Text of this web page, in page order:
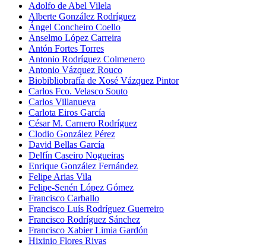
Adolfo de Abel Vilela
Alberte González Rodríguez
Ángel Concheiro Coello
Anselmo López Carreira
Antón Fortes Torres
Antonio Rodríguez Colmenero
Antonio Vázquez Rouco
Biobibliobrafía de Xosé Vázquez Pintor
Carlos Fco. Velasco Souto
Carlos Villanueva
Carlota Eiros García
César M. Carnero Rodríguez
Clodio González Pérez
David Bellas García
Delfín Caseiro Nogueiras
Enrique González Fernández
Felipe Arias Vila
Felipe-Senén López Gómez
Francisco Carballo
Francisco Luís Rodríguez Guerreiro
Francisco Rodríguez Sánchez
Francisco Xabier Limia Gardón
Hixinio Flores Rivas